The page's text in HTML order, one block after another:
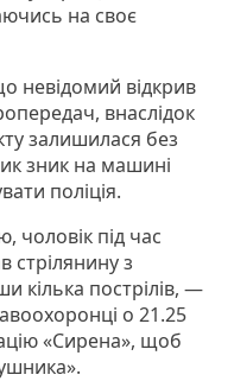
на своє
невідомий відкрив
внаслідок
залишилася без
зник на машині
поліція.
чоловік під час
стрілянину з
кілька пострілів, —
о 21.25
«Сирена», щоб